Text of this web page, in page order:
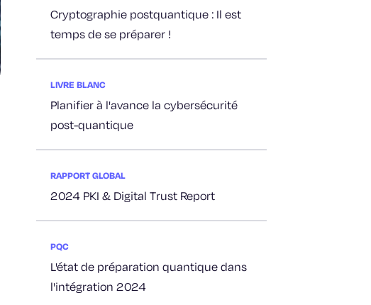
Cryptographie postquantique : Il est
temps de se préparer !
LIVRE BLANC
Planifier à l'avance la cybersécurité
post-quantique
RAPPORT GLOBAL
2024 PKI & Digital Trust Report
PQC
L'état de préparation quantique dans
l'intégration 2024